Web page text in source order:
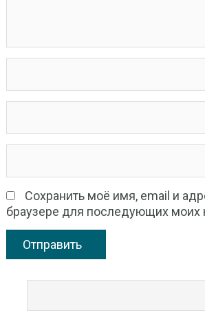
Сохранить моё имя, email и
браузере для последующих моих